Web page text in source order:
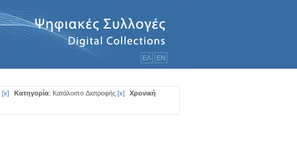
ΕΛ ΕΝ
[x] Κατηγορία: Κατάλοιπo Διατροφής [x]
Χρονική